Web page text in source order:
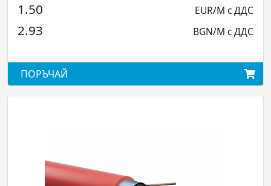
1.50 EUR/M с ДДС
2.93 BGN/M с ДДС
ПОРЪЧАЙ